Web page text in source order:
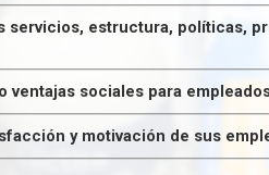
estructura, políticas,
sociales para
y motivación de sus